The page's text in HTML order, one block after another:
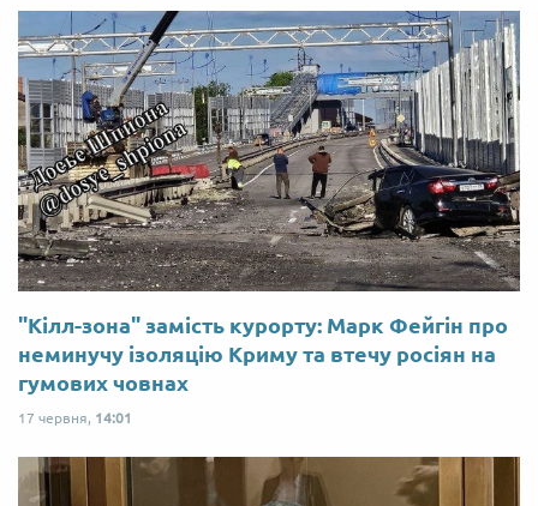
"Кілл-зона" замість курорту: Марк Фейгін про
неминучу ізоляцію Криму та втечу росіян на
гумових човнах
17 червня, 14:01